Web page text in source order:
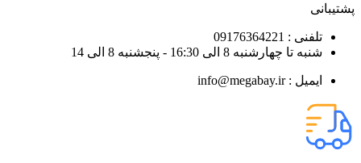
پشتیبانی
تلفنی : 09176364221
شنبه تا چهارشنبه 8 الی 16:30 - پنجشنبه 8 الی 14
ایمیل : info@megabay.ir